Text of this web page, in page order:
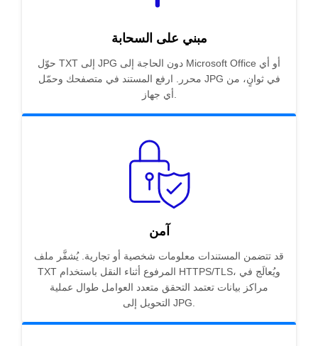
مبني على السحابة
حوّل TXT إلى JPG دون الحاجة إلى Microsoft Office أو أي
محرر. ارفع المستند في متصفحك وحمّل JPG في ثوانٍ، من
أي جهاز.
آمن
قد تتضمن المستندات معلومات شخصية أو تجارية. يُشفَّر ملف
TXT المرفوع أثناء النقل باستخدام HTTPS/TLS، ويُعالَج في
مراكز بيانات تعتمد التحقق متعدد العوامل طوال عملية
التحويل إلى JPG.